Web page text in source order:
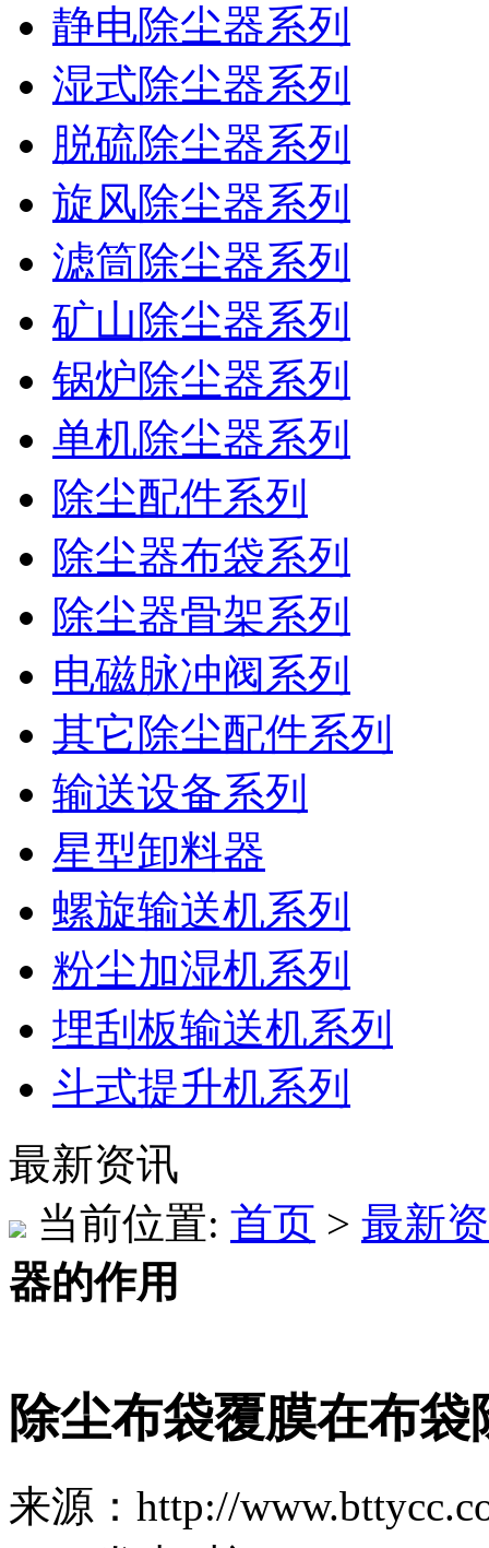
静电除尘器系列
湿式除尘器系列
脱硫除尘器系列
旋风除尘器系列
滤筒除尘器系列
矿山除尘器系列
锅炉除尘器系列
单机除尘器系列
除尘配件系列
除尘器布袋系列
除尘器骨架系列
电磁脉冲阀系列
其它除尘配件系列
输送设备系列
星型卸料器
螺旋输送机系列
粉尘加湿机系列
埋刮板输送机系列
斗式提升机系列
最新资讯
当前位置: 首页 > 最新
器的作用
除尘布袋覆膜在布
来源：http://